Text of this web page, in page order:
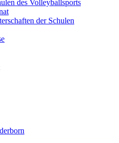
des Volleyballsports
der Schulen